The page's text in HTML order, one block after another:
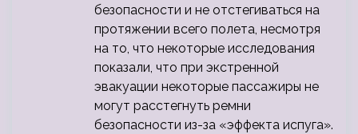
безопасности и не отстегиваться на
протяжении всего полета, несмотря
на то, что некоторые исследования
показали, что при экстренной
эвакуации некоторые пассажиры не
могут расстегнуть ремни
безопасности из-за «эффекта испуга».